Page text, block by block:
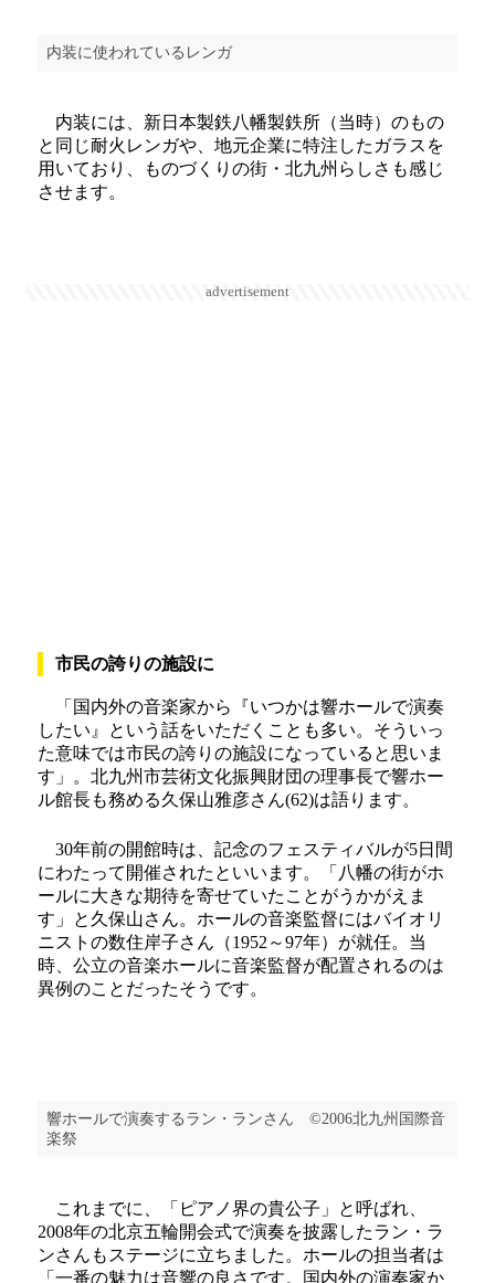
内装に使われているレンガ
内装には、新日本製鉄八幡製鉄所（当時）のもの
と同じ耐火レンガや、地元企業に特注したガラスを
用いており、ものづくりの街・北九州らしさも感じ
させます。
advertisement
市民の誇りの施設に
「国内外の音楽家から『いつかは響ホールで演奏
したい』という話をいただくことも多い。そういっ
た意味では市民の誇りの施設になっていると思いま
す」。北九州市芸術文化振興財団の理事長で響ホー
ル館長も務める久保山雅彦さん(62)は語ります。
30年前の開館時は、記念のフェスティバルが5日間
にわたって開催されたといいます。「八幡の街がホ
ールに大きな期待を寄せていたことがうかがえま
す」と久保山さん。ホールの音楽監督にはバイオリ
ニストの数住岸子さん（1952～97年）が就任。当
時、公立の音楽ホールに音楽監督が配置されるのは
異例のことだったそうです。
響ホールで演奏するラン・ランさん ©2006北九州国際音
楽祭
これまでに、「ピアノ界の貴公子」と呼ばれ、
2008年の北京五輪開会式で演奏を披露したラン・ラ
ンさんもステージに立ちました。ホールの担当者は
「一番の魅力は音響の良さです。国内外の演奏家か